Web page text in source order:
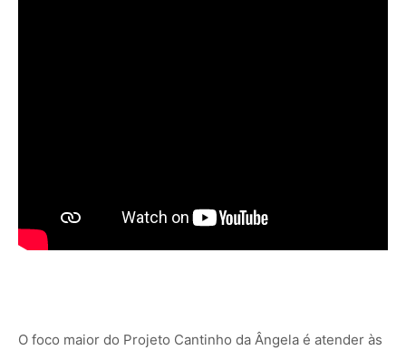
O foco maior do Projeto Cantinho da Ângela é atender às